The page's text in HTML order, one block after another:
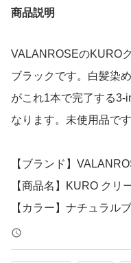
商品説明
VALANROSEのKURO
ブラックです。白髪染
がこれ1本で完了する3-
なります。未使用品です
【ブランド】
【商品名】KURO クリ
【カラー】ナチュラル
【内容量】400g
【状態】未使用